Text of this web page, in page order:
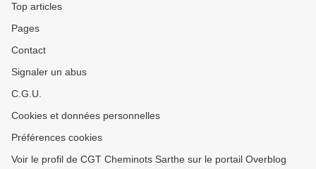
Top articles
Pages
Contact
Signaler un abus
C.G.U.
Cookies et données personnelles
Préférences cookies
Voir le profil de CGT Cheminots Sarthe sur le portail Overblog